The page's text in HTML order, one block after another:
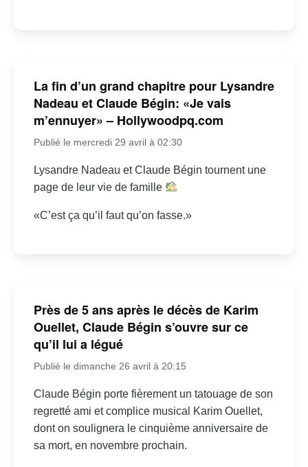
La fin d’un grand chapitre pour Lysandre
Nadeau et Claude Bégin: «Je vais
m’ennuyer» – Hollywoodpq.com
Publié le mercredi 29 avril à 02:30
Lysandre Nadeau et Claude Bégin tournent une
page de leur vie de famille
«C’est ça qu’il faut qu’on fasse.»
Près de 5 ans après le décès de Karim
Ouellet, Claude Bégin s’ouvre sur ce
qu’il lui a légué
Publié le dimanche 26 avril à 20:15
Claude Bégin porte fièrement un tatouage de son
regretté ami et complice musical Karim Ouellet,
dont on soulignera le cinquième anniversaire de
sa mort, en novembre prochain.